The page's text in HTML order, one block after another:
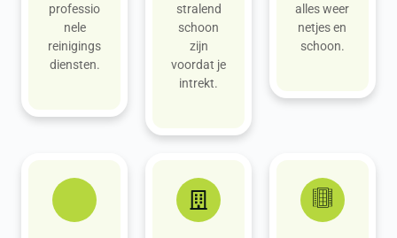
professio
nele
reinigings
diensten.
stralend
schoon
zijn
voordat je
intrekt.
alles weer
netjes en
schoon.